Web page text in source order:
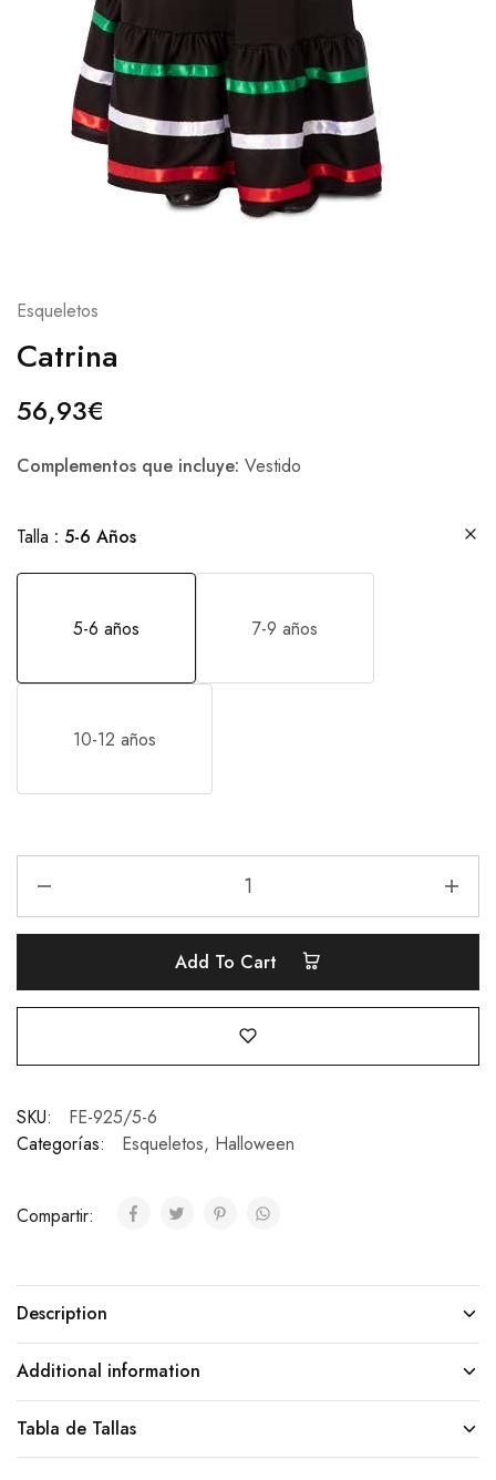
Esqueletos
Catrina
56,93€
Complementos que incluye: Vestido
Talla 5-6 Años
5-6 años 7-9 años
10-12 años
Add To Cart
SKU:
FE-925/5-6
Categorías:
Esqueletos, Halloween
Compartir:
Description
Additional information
Tabla de Tallas